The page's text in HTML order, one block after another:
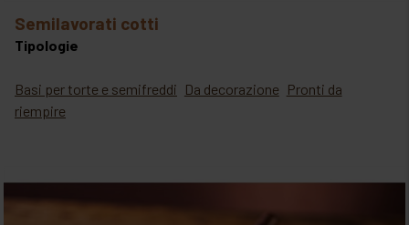
semilavorati cotti
Tipologie
Basi per torte e semifreddi Da decorazione Pronti da
riempire